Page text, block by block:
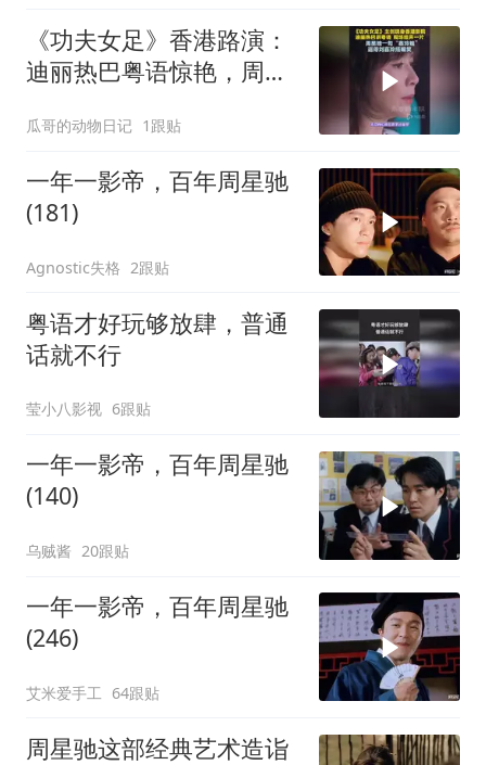
《功夫女足》香港路演：
迪丽热巴粤语惊艳，周星
瓜哥的动物日记 1跟贴
一年一影帝，百年周星驰
(181)
Agnostic失格 2跟贴
粤语才好玩够放肆，普通
话就不行
莹小八影视 6跟贴
一年一影帝，百年周星驰
(140)
乌贼酱 20跟贴
一年一影帝，百年周星驰
(246)
艾米爱手工 64跟贴
周星驰这部经典艺术造诣